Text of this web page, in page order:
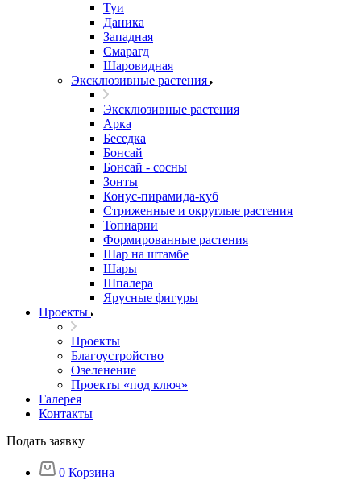
Туи
Даника
Западная
Смарагд
Шаровидная
Эксклюзивные растения
Эксклюзивные растения
Арка
Беседка
Бонсай
Бонсай - сосны
Зонты
Конус-пирамида-куб
Стриженные и округлые растения
Топиарии
Формированные растения
Шар на штамбе
Шары
Шпалера
Ярусные фигуры
Проекты
Проекты
Благоустройство
Озеленение
Проекты «под ключ»
Галерея
Контакты
Подать заявку
0 Корзина